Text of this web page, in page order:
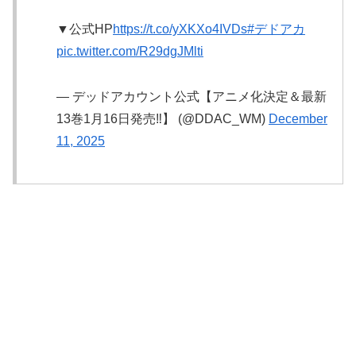
▼公式HPhttps://t.co/yXKXo4IVDs#デドアカ
pic.twitter.com/R29dgJMlti
— デッドアカウント公式【アニメ化決定＆最新
13巻1月16日発売‼️】 (@DDAC_WM) December
11, 2025